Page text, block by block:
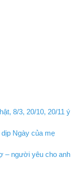
8/3, 20/10, 20/11 ý
Ngày của mẹ
– người yêu cho anh